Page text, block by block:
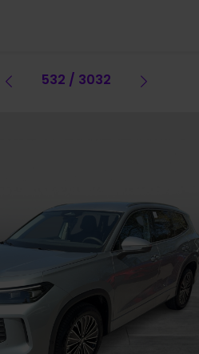
Vorheriges Fahrzeug
532 / 3032